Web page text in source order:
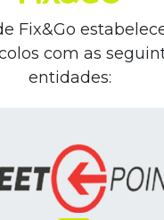
Fix&Go
com as
entidades: